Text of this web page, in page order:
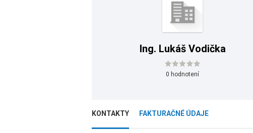
Ing. Lukáš Vodička
0 hodnotení
KONTAKTY FAKTURAČNÉ ÚDAJE